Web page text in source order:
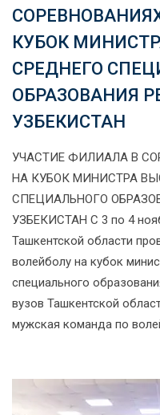
КУБОК
СРЕДНЕГО
ОБРАЗОВАНИЯ
УЗБЕКИСТАН
УЧАСТИЕ ФИЛИАЛА В
НА КУБОК МИНИСТРА
СПЕЦИАЛЬНОГО
УЗБЕКИСТАН С 3 по 4
Ташкентской области
волейболу на кубок
специального
вузов Ташкентской
мужская команда по